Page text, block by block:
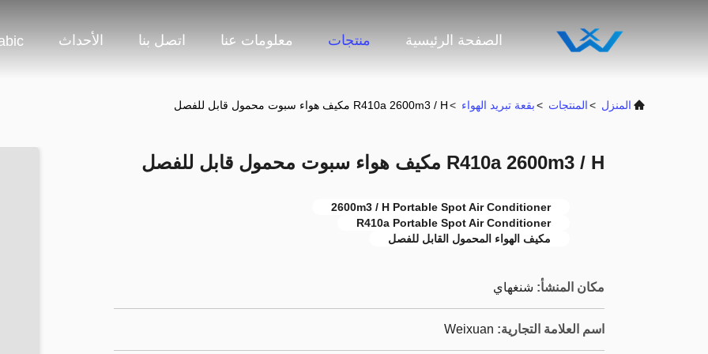
الصفحة الرئيسية منتجات معلومات عنا اتصل بنا الأحداث
المنزل >المنتجات >بقعة تبريد الهواء >R410a 2600m3 / H مكيف هواء سبوت محمول قابل للفصل
R410a 2600m3 / H مكيف هواء سبوت محمول قابل للفصل
2600m3 / H Portable Spot Air Conditioner
R410a Portable Spot Air Conditioner
مكيف الهواء المحمول القابل للفصل
مكان المنشأ: شنغهاي
اسم العلامة التجارية: Weixuan